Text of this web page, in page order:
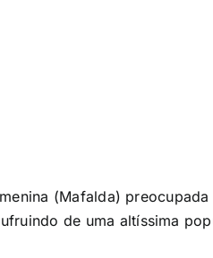
(Mafalda) preocupada
de uma altíssima